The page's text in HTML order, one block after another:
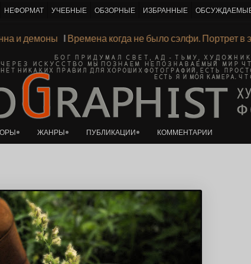
К основному контенту
Анна и демоны ΙВремена когда не было сэлфи.
ЖАНРЫ ПУБЛИКАЦИИ КОММЕНТАРИИ
НЕФОРМАТ УЧЕБНЫЕ ОБЗОРНЫЕ ИЗБРАННЫЕ